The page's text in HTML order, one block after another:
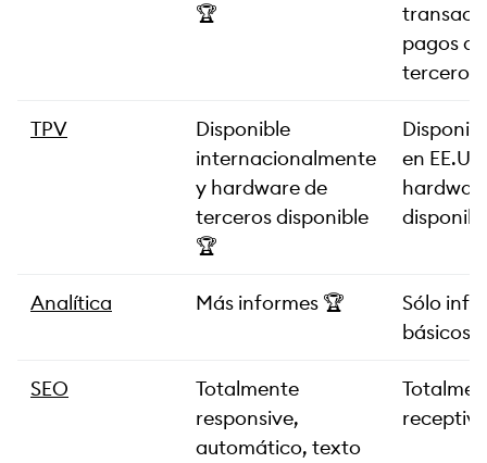
🏆
pagos de
terceros
TPV
Disponible
internacionalmente
y hardware de
terceros disponible
🏆
en
Analítica Más informes 🏆
Sólo
básicos
SEO
Totalmente
responsive,
automático, texto